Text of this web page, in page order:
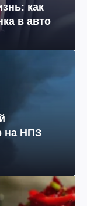
как
в авто
на НПЗ